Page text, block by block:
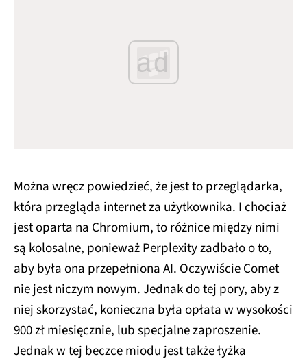
ad
Można wręcz powiedzieć, że jest to przeglądarka,
która przegląda internet za użytkownika. I chociaż
jest oparta na Chromium, to różnice między nimi
są kolosalne, ponieważ Perplexity zadbało o to,
aby była ona przepełniona AI. Oczywiście Comet
nie jest niczym nowym. Jednak do tej pory, aby z
niej skorzystać, konieczna była opłata w wysokości
900 zł miesięcznie, lub specjalne zaproszenie.
Jednak w tej beczce miodu jest także łyżka